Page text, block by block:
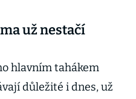
už nestačí
hlavním tahákem
důležité i dnes, už